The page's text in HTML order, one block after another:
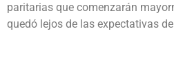
paritarias que comenzarán
quedó lejos de las expectativas